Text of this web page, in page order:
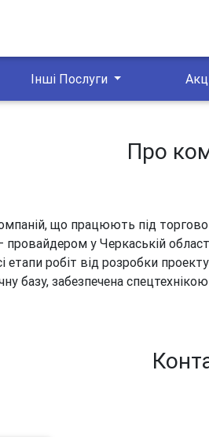
Інші Послуги
Про
що працюють під
провайдером у Черкаській
етапи робіт від розробки
базу, забезпечена